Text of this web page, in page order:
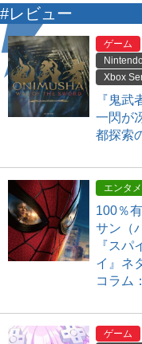
#レビュー
ゲーム
Xbox
『鬼武
一閃が
都探索
エンタメ
100％
サン（
『ス
イ』ネ
コラム
ゲーム